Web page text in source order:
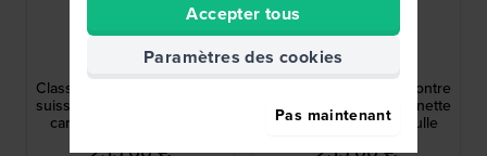
Festina
F20087/3
Classic Steel 29 mm Montre
suisse à quartz avec lunette
cannelée et date à bulle
Festina
F20087/1
Classic Steel 29 mm Montre
suisse à quartz avec lunette
cannelée et date à bulle
Accepter tous
Paramètres des cookies
Pas maintenant